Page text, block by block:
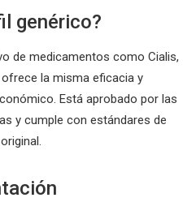
genérico?
de medicamentos como Cialis,
ofrece la misma eficacia y
Está aprobado por las
y cumple con estándares de